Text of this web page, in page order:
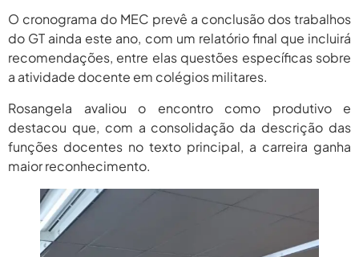
O cronograma do MEC prevê a conclusão dos trabalhos
do GT ainda este ano, com um relatório final que incluirá
recomendações, entre elas questões específicas sobre
a atividade docente em colégios militares.
Rosangela avaliou o encontro como produtivo e
destacou que, com a consolidação da descrição das
funções docentes no texto principal, a carreira ganha
maior reconhecimento.